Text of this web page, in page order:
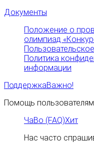
Документы
Положение о
олимпиад
Политика
информации
ПоддержкаВажно!
Помощь пользователям
ЧаВо (FAQ)Хит
Нас часто